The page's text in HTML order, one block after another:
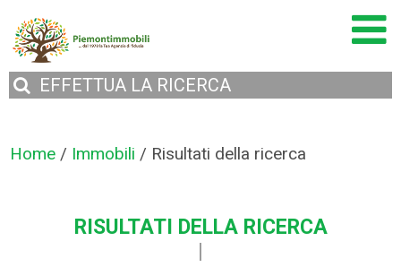
EFFETTUA LA RICERCA
Home / Immobili / Risultati della ricerca
RISULTATI DELLA RICERCA